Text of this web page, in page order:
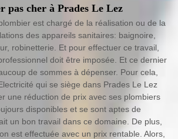
pas cher à Prades Le Lez
est chargé de la réalisation ou de la
des appareils sanitaires: baignoire,
robinetterie. Et pour effectuer ce travail,
doit être imposée. Et ce dernier
de sommes à dépenser. Pour cela,
qui se siège dans Prades Le Lez
une réduction de prix avec ses plombiers
disponibles et se sont aptes de
un bon travail dans ce domaine. De plus,
est effectuée avec un prix rentable. Alors,